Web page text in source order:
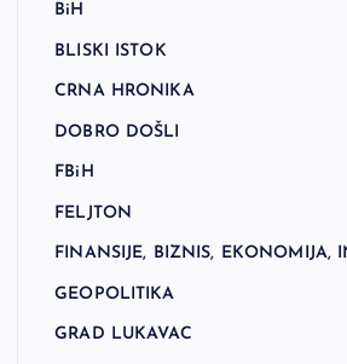
BiH
BLISKI ISTOK
CRNA HRONIKA
DOBRO DOŠLI
FBiH
FELJTON
FINANSIJE, BIZNIS, EKONOMIJA,
GEOPOLITIKA
GRAD LUKAVAC